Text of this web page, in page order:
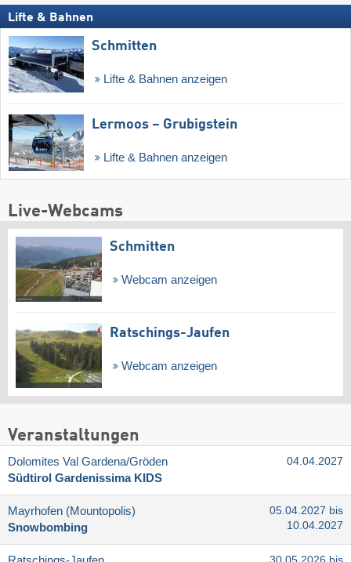
Lifte & Bahnen
Schmitten
Lifte & Bahnen anzeigen
Lermoos – Grubigstein
Lifte & Bahnen anzeigen
Live-Webcams
Schmitten
Webcam anzeigen
Ratschings-Jaufen
Webcam anzeigen
Veranstaltungen
Dolomites Val Gardena/​Gröden
Südtirol Gardenissima KIDS
04.04.2027
Mayrhofen (Mountopolis)
Snowbombing
05.04.2027 bis
10.04.2027